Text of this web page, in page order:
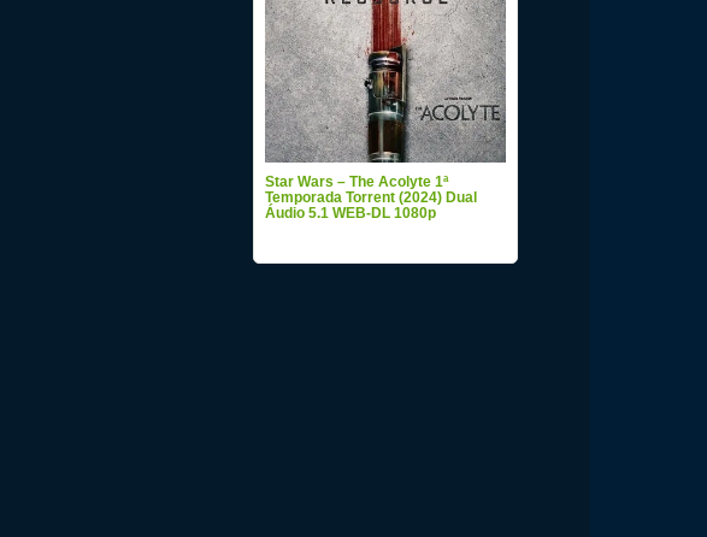
Star Wars – The Acolyte 1ª
Temporada Torrent (2024) Dual
Áudio 5.1 WEB-DL 1080p